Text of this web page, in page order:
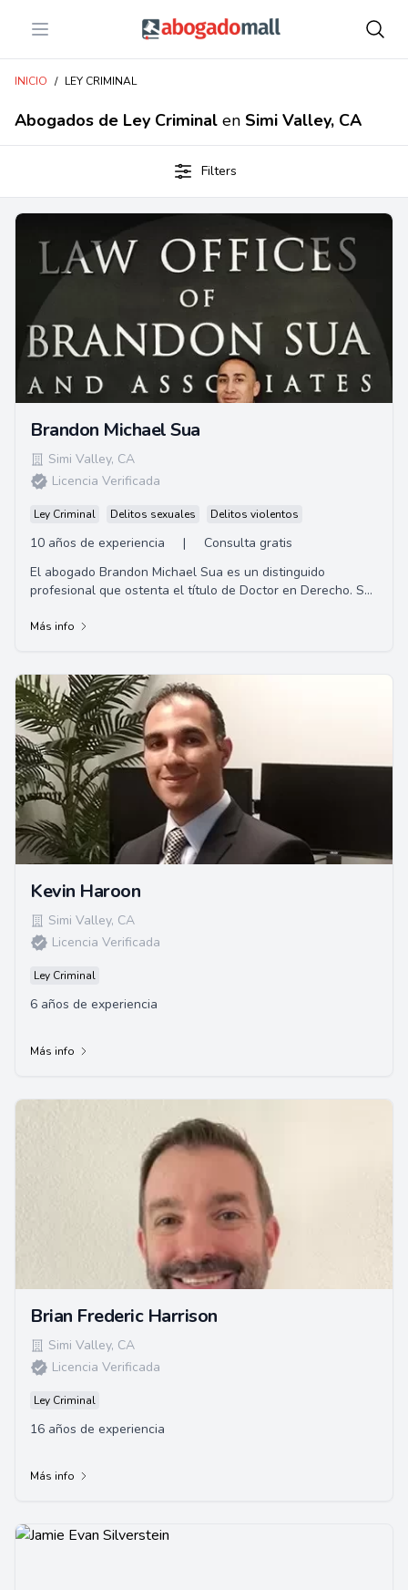
Open menu Abogadomall
INICIO / LEY CRIMINAL
Abogados de Ley Criminal en Simi Valley, CA
Filters
Brandon Michael Sua
Simi Valley, CA
Licencia Verificada
Ley Criminal Delitos sexuales Delitos violentos
10 años de experiencia |
Consulta gratis
El abogado Brandon Michael Sua es un distinguido
profesional que ostenta el título de Doctor en Derecho. Su
Más info
Kevin Haroon
Simi Valley, CA
Licencia Verificada
Ley Criminal
6 años de experiencia
Más info
Brian Frederic Harrison
Simi Valley, CA
Licencia Verificada
Ley Criminal
16 años de experiencia
Más info